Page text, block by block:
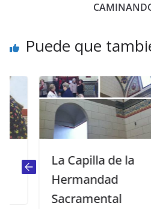
Puede que
La Capilla de la
Hermandad
Sacramental